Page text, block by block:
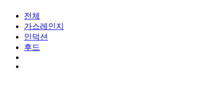
전체
가스레인지
인덕션
후드